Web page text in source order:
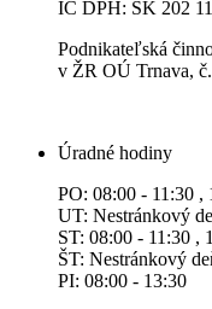
IČ DPH: SK 202
Podnikateľská
v ŽR OÚ Trnava,
Úradné hodiny
PO: 08:00 - 11:30 ,
UT: Nestránkový
ST: 08:00 - 11:30 ,
ŠT: Nestránkový
PI: 08:00 - 13:30